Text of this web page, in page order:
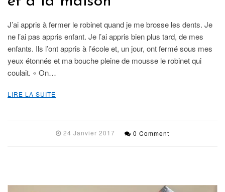
J’ai appris à fermer le robinet quand je me brosse les dents. Je
ne l’ai pas appris enfant. Je l’ai appris bien plus tard, de mes
enfants. Ils l’ont appris à l’école et, un jour, ont fermé sous mes
yeux étonnés et ma bouche pleine de mousse le robinet qui
coulait. « On…
LIRE LA SUITE
24 Janvier 2017 0 Comment